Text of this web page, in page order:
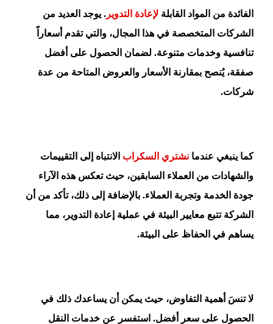
الفائدة من المواد القابلةلإعادة التدوير. يوجد العديد من
الشركات المتخصصة في هذا المجال، والتي تقدم أسعاراً
تنافسية وخدمات متنوعة. لضمان الحصول على أفضل
صفقة، يُنصح بمقارنة الأسعار والعروض المتاحة من عدة
شركات.
كما ينبغي عندمانشتري السكراب الانتباه إلى التقييمات
والشهادات من العملاء السابقين، حيث تعكس هذه الآراء
جودة الخدمة وتجربة العملاء. بالإضافة إلى ذلك، تأكد من أن
الشركة تتبع معايير البيئة في عملية إعادة التدوير، مما
يساهم في الحفاظ على البيئة.
لا تنسَ أهمية التفاوض، حيث يمكن أن يساعدك ذلك في
الحصول على سعر أفضل. استفسر عن خدمات النقل